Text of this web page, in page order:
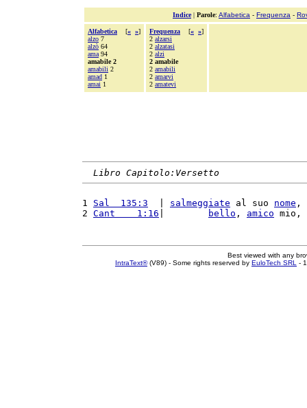
Indice| Parole: Alfabetica - Frequenza -
Alfabetica [« »]
alzo 7
alzò 64
ama 94
amabile 2
amabili 2
amad 1
amai 1
Frequenza [« »]
2 alzarsi
2 alzatasi
2 alzi
2 amabile
2 amabili
2 amarvi
2 amatevi
Libro Capitolo:Versetto
1 Sal  135:3 salmeggiate al suo nome ,
2 Cant    1:16 bello , amico mio,
Best viewed with any
IntraText®(V89) - Some rights reserved by EuloTech SRL -